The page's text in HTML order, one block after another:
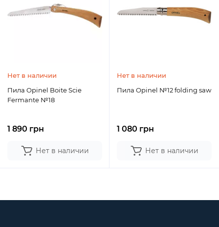
Нет в наличии
Пила Opinel Boite Scie
Fermante №18
1 890 грн
Нет в наличии
Нет в наличии
Пила Opinel №12 folding saw
1 080 грн
Нет в наличии